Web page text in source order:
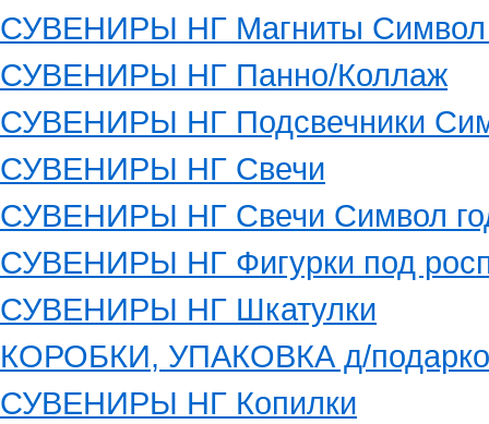
СУВЕНИРЫ НГ Магниты Символ
СУВЕНИРЫ НГ Панно/Коллаж
СУВЕНИРЫ НГ Подсвечники
СУВЕНИРЫ НГ Свечи
СУВЕНИРЫ НГ Свечи Символ
СУВЕНИРЫ НГ Фигурки под
СУВЕНИРЫ НГ Шкатулки
КОРОБКИ, УПАКОВКА д/
СУВЕНИРЫ НГ Копилки